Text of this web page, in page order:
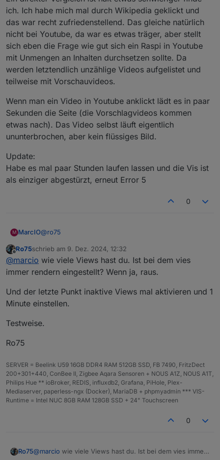
Wenn alles andere super läuft,
Dann könnte man von deinem raspi aus den iob mal
anpinselnd und die Latenz prüfen, nur um doch
netzprobleme auszuschließen.
Evtl zum Port? Warum hast du den Port des iob
angepasst? Ist normalerweise kein Problem aber wer
weiß. Von deinem anderen Rechner scheint es ja gut
zu laufen.
Dann kannst du auf deinen raspi mal top laufen lassen
um die Auslastung und speicherverbrauch mal zu
überwachen. Wer weiß was da sonst noch drauf läuft.
ich. Ich habe mich mal durch Wikipedia geklickt und
das war recht zufriedenstellend. Das gleiche natürlich
nicht bei Youtube, da war es etwas träger, aber stellt
sich eben die Frage wie gut sich ein Raspi in Youtube
mit Unmengen an Inhalten durchsetzen sollte. Da
werden letztendlich unzählige Videos aufgelistet und
teilweise mit Vorschauvideos.
Wenn man ein Video in Youtube anklickt lädt es in paar
Sekunden die Seite (die Vorschlagvideos kommen
etwas nach). Das Video selbst läuft eigentlich
ununterbrochen, aber kein flüssiges Bild.
Update:
Habe es mal paar Stunden laufen lassen und die Vis ist
als einziger abgestürzt, erneut Error 5
0
M MarcIO@ro75
Wenn ich mit eben durch die Ansichten tippe,
bsp. Von der Hauptansicht weiter in eine andere,
dann wieder zurück usw. Oder es ist eben auch
nach einer Zeit so unabhängig von meinen
Aktionen.
1x 2000x1200px. Die sind aber nach meinem
Schaut bei mir so aus:
Offline
Ro75schrieb am 9. Dez. 2024, 12:32
zuletzt editiert von
@marcio wie viele Views hast du. Ist bei dem vies
immer rendern eingestellt? Wenn ja, raus.
Und der letzte Punkt inaktive Views mal aktivieren und 1
Minute einstellen.
Testweise.
Ro75
SERVER = Beelink U59 16GB DDR4 RAM 512GB SSD, FB 7490, FritzDect
200+301+440, ConBee II, Zigbee Aqara Sensoren + NOUS A1Z, NOUS A1T,
Philips Hue ** ioBroker, REDIS, influxdb2, Grafana, PiHole, Plex-
Mediaserver, paperless-ngx (Docker), MariaDB + phpmyadmin *** VIS-
Runtime = Intel NUC 8GB RAM 128GB SSD + 24" Touchscreen
0
Ro75@marcio wie viele Views hast du. Ist bei dem vies immer